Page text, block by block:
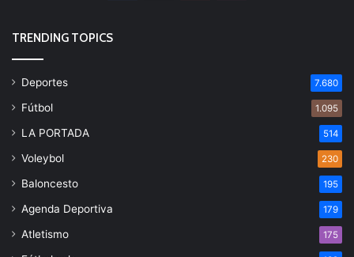
TRENDING TOPICS
Deportes 7.680
Fútbol 1.095
LA PORTADA 514
Voleybol 230
Baloncesto 195
Agenda Deportiva 179
Atletismo 175